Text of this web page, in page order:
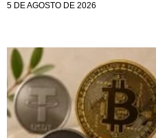
5 DE AGOSTO DE 2026